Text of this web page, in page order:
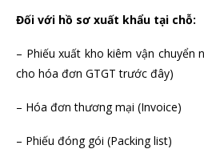
Đối với hồ sơ xuất khẩu tại chỗ:
– Phiếu xuất kho kiêm vận chuyển
cho hóa đơn GTGT trước đây)
– Hóa đơn thương mại (Invoice)
– Phiếu đóng gói (Packing list)